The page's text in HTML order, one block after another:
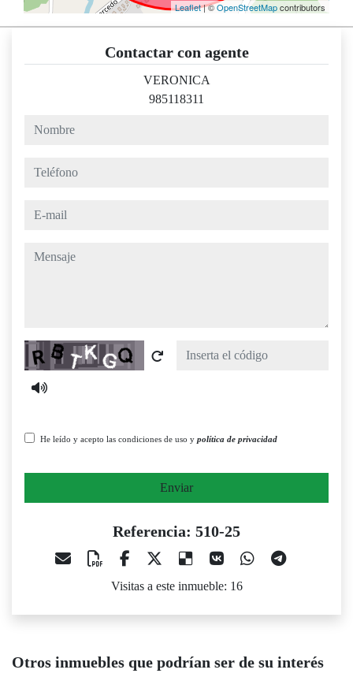
Leaflet| ©OpenStreetMapcontributors
Contactar con agente
VERONICA
985118311
nombre
teléfono
e-mail
mensaje
Captcha
He leído y acepto las condiciones de uso y política de privacidad
Enviar
Referencia: 510-25
Visitas a este inmueble: 16
Otros inmuebles que podrían ser de su interés